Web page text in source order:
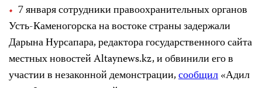
7 января сотрудники правоохранительных органов
Усть-Каменогорска на востоке страны задержали
Дарына Нурсапара, редактора государственного сайта
местных новостей Altaynews.kz, и обвинили его в
участии в незаконной демонстрации,сообщил«Адил